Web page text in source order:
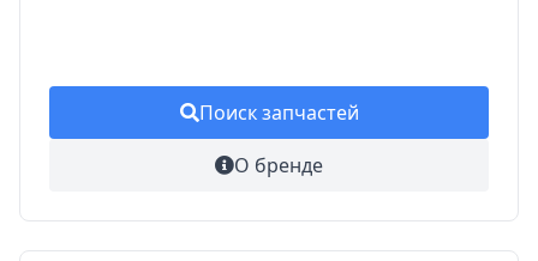
Поиск запчастей
О бренде